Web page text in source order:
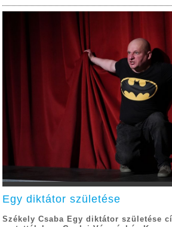
Egy diktátor születése
Székely Csaba Egy diktátor születése